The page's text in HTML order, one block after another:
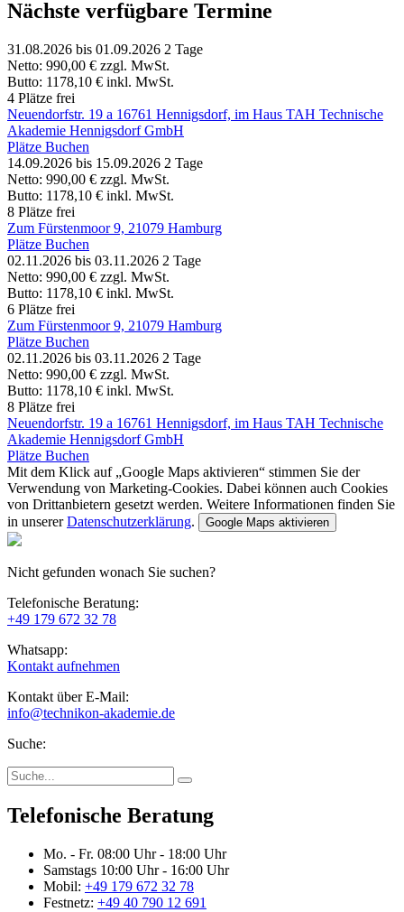
Nächste verfügbare Termine
31.08.2026 bis 01.09.2026 2 Tage
Netto: 990,00 € zzgl. MwSt.
Butto: 1178,10 € inkl. MwSt.
4 Plätze frei
Neuendorfstr. 19 a 16761 Hennigsdorf, im Haus TAH Technische
Akademie Hennigsdorf GmbH
Plätze Buchen
14.09.2026 bis 15.09.2026 2 Tage
Netto: 990,00 € zzgl. MwSt.
Butto: 1178,10 € inkl. MwSt.
8 Plätze frei
Zum Fürstenmoor 9, 21079 Hamburg
Plätze Buchen
02.11.2026 bis 03.11.2026 2 Tage
Netto: 990,00 € zzgl. MwSt.
Butto: 1178,10 € inkl. MwSt.
6 Plätze frei
Zum Fürstenmoor 9, 21079 Hamburg
Plätze Buchen
02.11.2026 bis 03.11.2026 2 Tage
Netto: 990,00 € zzgl. MwSt.
Butto: 1178,10 € inkl. MwSt.
8 Plätze frei
Neuendorfstr. 19 a 16761 Hennigsdorf, im Haus TAH Technische
Akademie Hennigsdorf GmbH
Plätze Buchen
Mit dem Klick auf „Google Maps aktivieren“ stimmen Sie der
Verwendung von Marketing-Cookies. Dabei können auch Cookies
von Drittanbietern gesetzt werden. Weitere Informationen finden Sie
in unsererDatenschutzerklärung. Google Maps aktivieren
Nicht gefunden wonach Sie suchen?
Telefonische Beratung:
+49 179 672 32 78
Whatsapp:
Kontakt aufnehmen
Kontakt über E-Mail:
info@technikon-akademie.de
Suche:
Telefonische Beratung
Mo. - Fr. 08:00 Uhr - 18:00 Uhr
Samstags 10:00 Uhr - 16:00 Uhr
Mobil: +49 179 672 32 78
Festnetz: +49 40 790 12 691